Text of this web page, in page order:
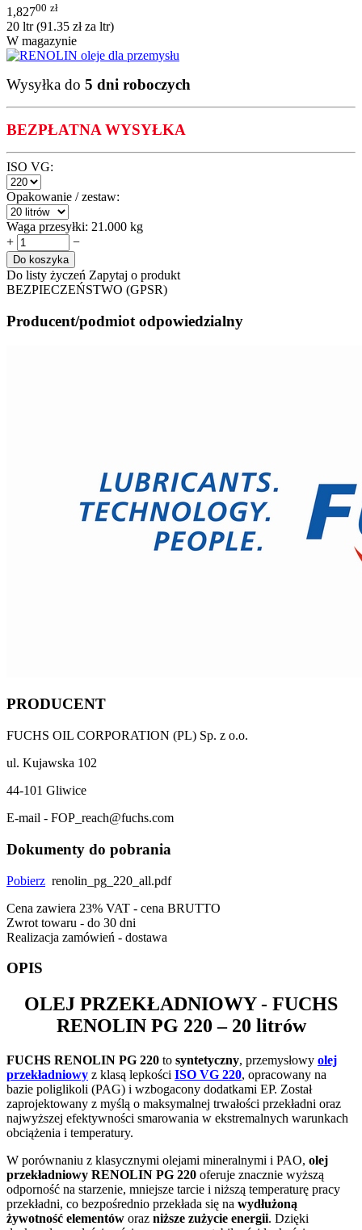
1,82700 zł
20 ltr (91.35 złza ltr)
W magazynie
Wysyłka do 5 dni roboczych
BEZPŁATNA WYSYŁKA
ISO VG:
Opakowanie / zestaw:
Waga przesyłki: 21.000 kg
+
−
Do koszyka
Do listy życzeń Zapytaj o produkt
BEZPIECZEŃSTWO (GPSR)
Producent/podmiot odpowiedzialny
PRODUCENT
FUCHS OIL CORPORATION (PL) Sp. z o.o.
ul. Kujawska 102
44-101 Gliwice
E-mail - FOP_reach@fuchs.com
Dokumenty do pobrania
Pobierz renolin_pg_220_all.pdf
Cena zawiera 23% VAT - cena BRUTTO
Zwrot towaru - do 30 dni
Realizacja zamówień - dostawa
OPIS
OLEJ PRZEKŁADNIOWY - FUCHS
RENOLIN PG 220 – 20 litrów
FUCHS RENOLIN PG 220 to syntetyczny, przemysłowy olej
przekładniowy z klasą lepkości ISO VG 220, opracowany na
bazie poliglikoli (PAG) i wzbogacony dodatkami EP. Został
zaprojektowany z myślą o maksymalnej trwałości przekładni oraz
najwyższej efektywności smarowania w ekstremalnych warunkach
obciążenia i temperatury.
W porównaniu z klasycznymi olejami mineralnymi i PAO, olej
przekładniowy RENOLIN PG 220 oferuje znacznie wyższą
odporność na starzenie, mniejsze tarcie i niższą temperaturę pracy
przekładni, co bezpośrednio przekłada się na wydłużoną
żywotność elementów oraz niższe zużycie energii. Dzięki